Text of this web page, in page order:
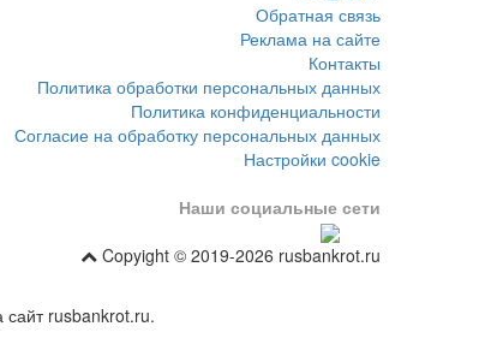
Обратная связь
Реклама на сайте
Контакты
Политика обработки персональных данных
Политика конфиденциальности
Согласие на обработку персональных данных
Настройки cookie
Наши социальные сети
Copyight © 2019-2026 rusbankrot.ru
сайт rusbankrot.ru.